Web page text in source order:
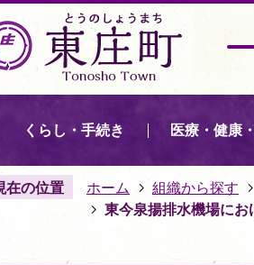
くらし・手続き 医療・健康
在の位置 ホーム 組織から探す
東今泉揚排水機場に